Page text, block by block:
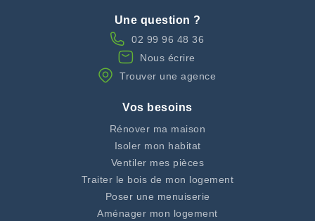
Une question ?
02 99 96 48 36
Nous écrire
Trouver une agence
Vos besoins
Rénover ma maison
Isoler mon habitat
Ventiler mes pièces
Traiter le bois de mon logement
Poser une menuiserie
Aménager mon logement